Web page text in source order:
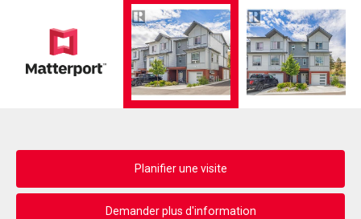
Planifier une visite
Demander plus d'information